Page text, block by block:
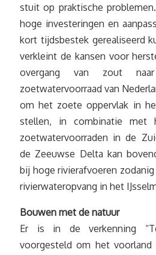
stuit op praktische
hoge investeringen en
kort tijdsbestek gerealiseerd
verkleint de kansen voor
overgang van zout
zoetwatervoorraad van
om het zoete oppervlak in
stellen, in combinatie met
zoetwatervoorraden in de
de Zeeuwse Delta kan
bij hoge rivierafvoeren
rivierwateropvang in het
Bouwen met de natuur
Er is in de verkenning
voorgesteld om het